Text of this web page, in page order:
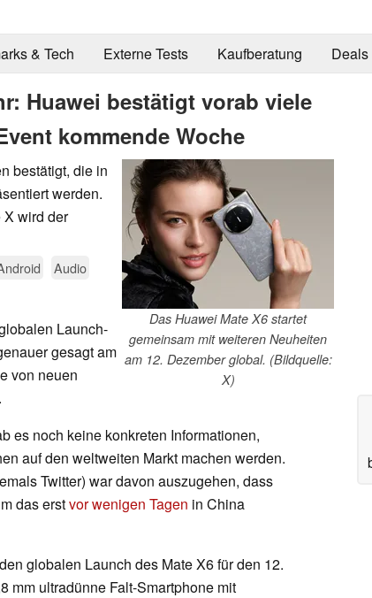
& Tech Externe Tests Kaufberatung Deals
Huawei bestätigt vorab viele
kommende Woche
Das Huawei Mate X6 startet
gemeinsam mit weiteren Neuheiten
am 12. Dezember global. (Bildquelle:
X)
bestätigt, die in
werden.
wird der
Audio
Launch-
gesagt am
von neuen
es noch keine konkreten Informationen,
auf den weltweiten Markt machen werden.
Twitter) war davon auszugehen, dass
das erstvor wenigen Tagen in China
globalen Launch des Mate X6 für den 12.
mm ultradünne Falt-Smartphone mit